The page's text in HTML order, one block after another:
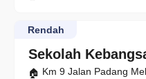
Sekolah
Rendah
Km 9 Jalan Padang